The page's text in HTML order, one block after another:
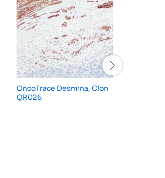
OncoTrace Desmina, Clon
QR026